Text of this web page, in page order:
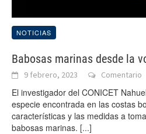
NOTICIAS
Babosas marinas desde la
9 febrero, 2023 Comentario
El investigador del CONICET
especie encontrada en las costas
características y las medidas a
babosas marinas. [...]